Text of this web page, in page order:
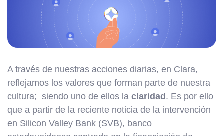
A través de nuestras acciones diarias, en Clara,
reflejamos los valores que forman parte de nuestra
cultura; siendo uno de ellos la claridad . Es por ello
que a partir de la reciente noticia de la intervención
en Silicon Valley Bank (SVB), banco